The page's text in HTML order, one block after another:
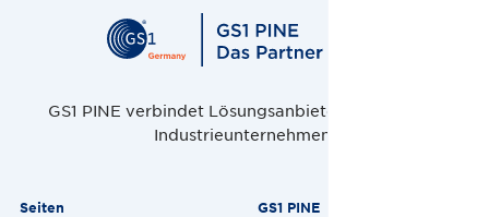
GS1 PINE verbindet Lösungsanbieter, Handel und
Industrieunternehmen.
Seiten GS1 PINE